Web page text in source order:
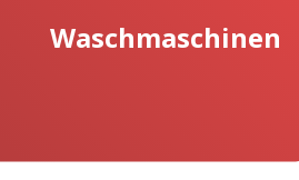
Waschmaschinen